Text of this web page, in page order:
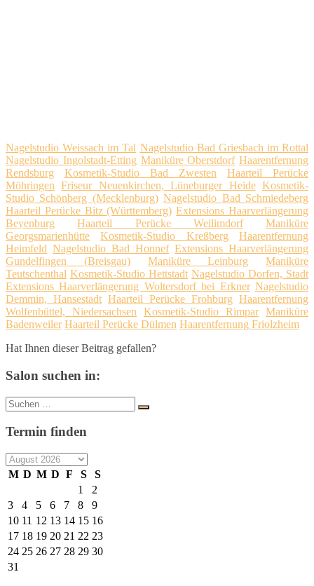
Nagelstudio Weissach im Tal Nagelstudio Bad Griesbach im Rottal
Nagelstudio Ingolstadt-Etting Maniküre Oberstdorf Haarentfernung
Rendsburg
Kosmetik-Studio Bad Zwesten
Haarteil Perücke
Möhringen
Friseur Neuenkirchen, Lüneburger Heide Kosmetik-
Studio Schönberg (Mecklenburg) Nagelstudio Bad Schmiedeberg
Haarteil Perücke Bitz (Württemberg) Extensions Haarverlängerung
Beyenburg
Haarteil Perücke Weilimdorf
Maniküre
Georgsmarienhütte
Kosmetik-Studio Kreßberg
Haarentfernung
Heimfeld Nagelstudio Bad Honnef Extensions Haarverlängerung
Gundelfingen (Breisgau)
Maniküre Leinburg
Maniküre
Teutschenthal Kosmetik-Studio Hettstadt Nagelstudio Dorfen, Stadt
Extensions Haarverlängerung Woltersdorf bei Erkner Nagelstudio
Demmin, Hansestadt Haarteil Perücke Frohburg Haarentfernung
Wolfenbüttel, Niedersachsen
Kosmetik-Studio Rimpar Maniküre
Badenweiler Haarteil Perücke Dülmen Haarentfernung Friolzheim
Hat Ihnen dieser Beitrag gefallen?
Salon suchen in:
Suche
nach:
Suchen
Termin finden
M D M D F S
S
1
2
3
4 5 6 7 8
9
10 11 12 13 14 15 16
17 18 19 20 21 22 23
24 25 26 27 28 29 30
31